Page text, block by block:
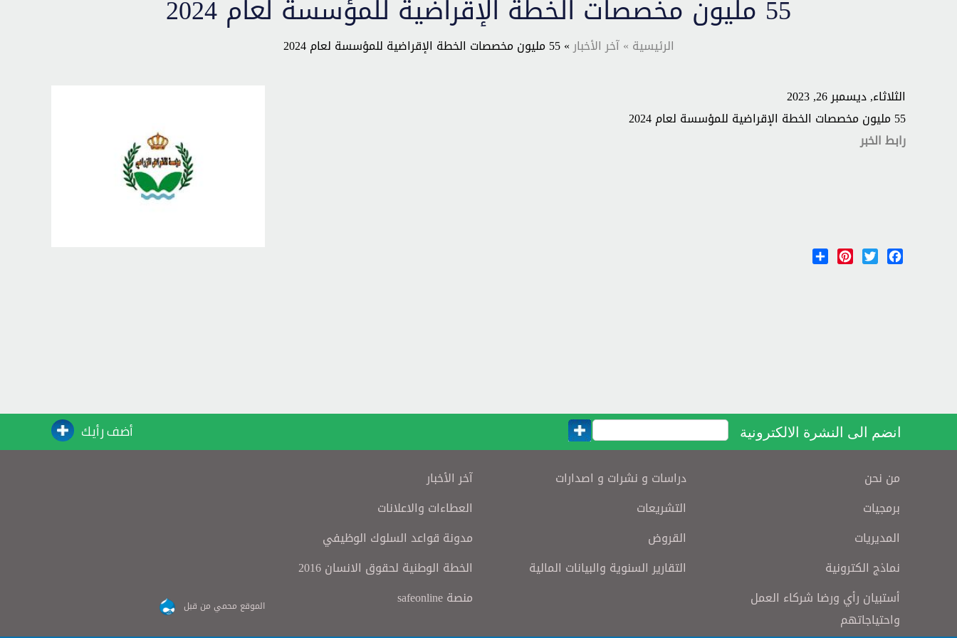
55 مليون مخصصات الخطة الإقراضية للمؤسسة لعام 2024
الرئيسية » آخر الأخبار» 55 مليون مخصصات الخطة الإقراضية للمؤسسة لعام 2024
الثلاثاء, ديسمبر 26, 2023
55 مليون مخصصات الخطة الإقراضية للمؤسسة لعام 2024
رابط الخبر
Facebook
Twitter
Pinterest
انضم الى النشرة الالكترونية أضف رأيك
من نحن
برمجيات
المديريات
نماذج الكترونية
أستبيان رأي ورضا شركاء العمل
واحتياجاتهم
دراسات و نشرات و اصدارات
التشريعات
القروض
التقارير السنوية والبيانات المالية
آخر الأخبار
العطاءات والاعلانات
مدونة قواعد السلوك الوظيفي
الخطة الوطنية لحقوق الانسان 2016
منصة safeonline
الموقع محمي من قبل